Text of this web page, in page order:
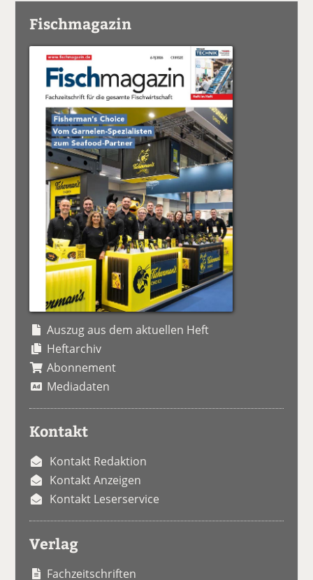
Fischmagazin
Auszug aus dem aktuellen Heft
Heftarchiv
Abonnement
Mediadaten
Kontakt
Kontakt Redaktion
Kontakt Anzeigen
Kontakt Leserservice
Verlag
Fachzeitschriften